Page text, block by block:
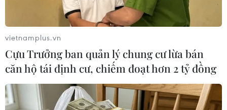
TIN LIÊN QUAN
vietnamplus.vn
Cựu Trưởng ban quản lý chung cư lừa bán
căn hộ tái định cư, chiếm đoạt hơn 2 tỷ đồng